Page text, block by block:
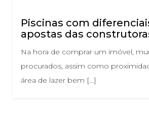
Piscinas com
apostas das
Na hora de comprar um imóvel,
procurados, assim como
área de lazer bem […]